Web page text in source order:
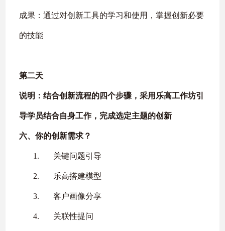
成果：通过对创新工具的学习和使用，掌握创新必要
的技能
第二天
说明：结合创新流程的四个步骤，采用乐高工作坊引
导学员结合自身工作，完成选定主题的创新
六、你的创新需求？
1. 关键问题引导
2. 乐高搭建模型
3. 客户画像分享
4. 关联性提问